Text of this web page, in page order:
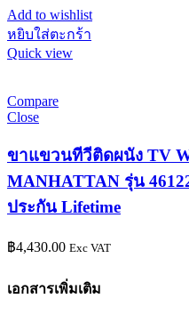
Add to wishlist
หยิบใส่ตะกร้า
Quick view
Compare
Close
ขาแขวนทีวีติดผนัง TV
MANHATTAN รุ่น
ประกัน Lifetime
฿4,430.00 Exc VAT
เอกสารเพิ่มเติม